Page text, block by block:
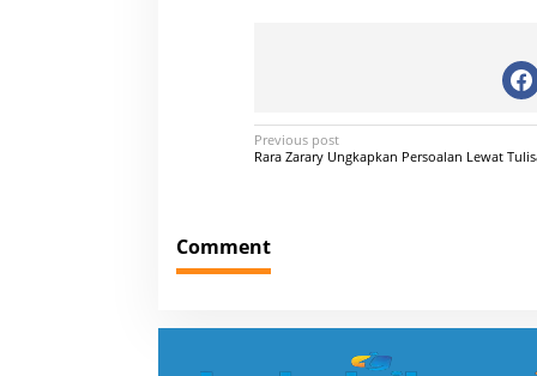
P
t
n
Previous post
Rara Zarary Ungkapkan Persoalan Lewat
Comment